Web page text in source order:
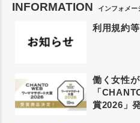
INFORMATION インフォメー
利用規約
働く女性
「
賞2026」